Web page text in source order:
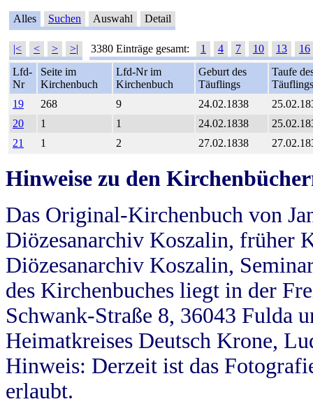
Alles Suchen Auswahl Detail
|< < > >| 3380 Einträge gesamt: 1 4 7 10 13
16
Lfd-
Nr
Seite im
Kirchenbuch
Lfd-Nr im
Kirchenbuch
Geburt des
Täuflings
Taufe
Täuflings
19
268 9 24.02.1838
20
1 1 24.02.1838
21
1 2 27.02.1838
Hinweise zu den
Das Original-Kirchenbuch von
Diözesanarchiv Koszalin, früher
Diözesanarchiv Koszalin,
des Kirchenbuches liegt in der
Schwank-Straße 8, 36043 Fulda
Heimatkreises Deutsch Krone,
Hinweis: Derzeit ist das
erlaubt.